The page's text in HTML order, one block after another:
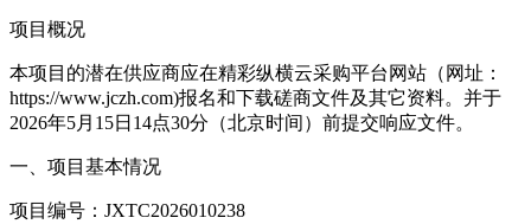
项目概况
本项目的潜在供应商应在精彩纵横云采购平台网站（网址：
https://www.jczh.com)报名和下载磋商文件及其它资料。并于
2026年5月15日14点30分（北京时间）前提交响应文件。
一、项目基本情况
项目编号：JXTC2026010238